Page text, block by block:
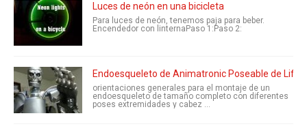
Luces de neón en una bicicleta
Para luces de neón, tenemos paja para beber.
Encendedor con linternaPaso 1:Paso 2:
Endoesqueleto de Animatronic Poseable de
orientaciones generales para el montaje de un
endoesqueleto de tamaño completo con diferentes
poses extremidades y cabez ...